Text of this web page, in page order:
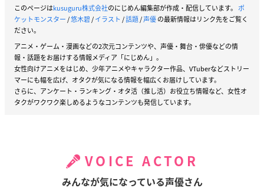
このページはkusuguru株式会社のにじめん編集部が作成・配信しています。 ポ
ケットモンスター/悠木碧/イラスト /話題/声優の最新情報はリンク先をご覧く
ださい。
アニメ・ゲーム・漫画などの2次元コンテンツや、声優・舞台・俳優などの情
報・話題をお届けする情報メディア「にじめん」。
女性向けアニメをはじめ、少年アニメやキャラクター作品、VTuberなどストリー
マーにも幅を広げ、オタクが気になる情報を幅広くお届けしています。
さらに、アンケート・ランキング・オタ活（推し活）お役立ち情報など、女性オ
タクがワクワク楽しめるようなコンテンツも発信しています。
VOICE ACTOR
みんなが気になっている声優さん